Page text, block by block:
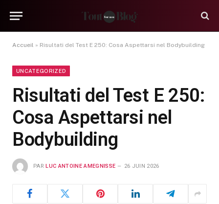
Accueil » Risultati del Test E 250: Cosa Aspettarsi nel Bodybuilding
UNCATEGORIZED
Risultati del Test E 250:
Cosa Aspettarsi nel
Bodybuilding
PAR LUC ANTOINE AMEGNISSE 26 JUIN 2026